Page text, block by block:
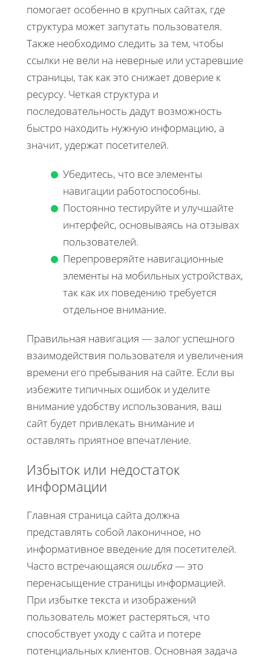
помогает особенно в крупных сайтах, где
структура может запутать пользователя.
Также необходимо следить за тем, чтобы
ссылки не вели на неверные или устаревшие
страницы, так как это снижает доверие к
ресурсу. Четкая структура и
последовательность дадут возможность
быстро находить нужную информацию, а
значит, удержат посетителей.
Убедитесь, что все элементы
навигации работоспособны.
Постоянно тестируйте и улучшайте
интерфейс, основываясь на отзывах
пользователей.
Перепроверяйте навигационные
элементы на мобильных устройствах,
так как их поведению требуется
отдельное внимание.
Правильная навигация — залог успешного
взаимодействия пользователя и увеличения
времени его пребывания на сайте. Если вы
избежите типичных ошибок и уделите
внимание удобству использования, ваш
сайт будет привлекать внимание и
оставлять приятное впечатление.
Избыток или недостаток
информации
Главная страница сайта должна
представлять собой лаконичное, но
информативное введение для посетителей.
Часто встречающаяся ошибка— это
перенасыщение страницы информацией.
При избытке текста и изображений
пользователь может растеряться, что
способствует уходу с сайта и потере
потенциальных клиентов. Основная задача